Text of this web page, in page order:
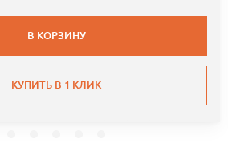
В КОРЗИНУ
КУПИТЬ В 1 КЛИК